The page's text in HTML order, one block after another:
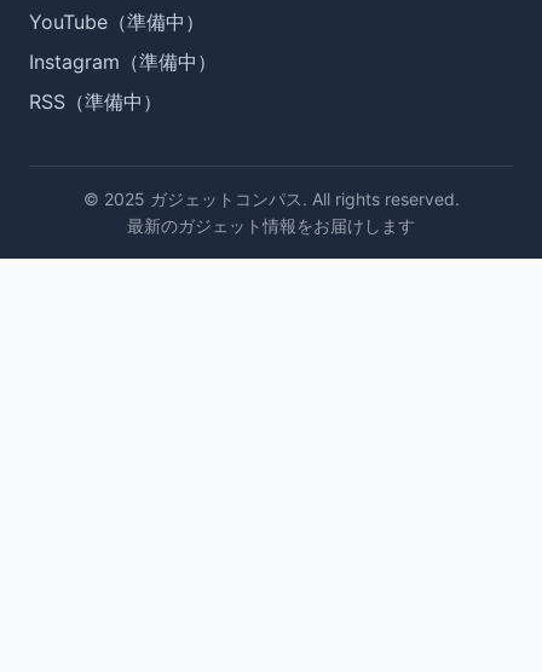
YouTube（準備中）
Instagram（準備中）
RSS（準備中）
© 2025 ガジェットコンパス. All rights reserved.
最新のガジェット情報をお届けします